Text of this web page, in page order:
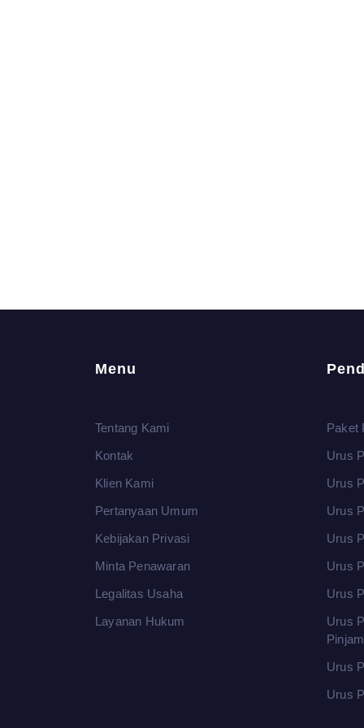
Menu
Tentang Kami
Kontak
Klien Kami
Pertanyaan Umum
Kebijakan Privasi
Minta Penawaran
Legalitas Usaha
Layanan Hukum
Paket
Urus
Urus
Urus
Urus
Urus
Urus
Urus
Pinjam
Urus
Urus